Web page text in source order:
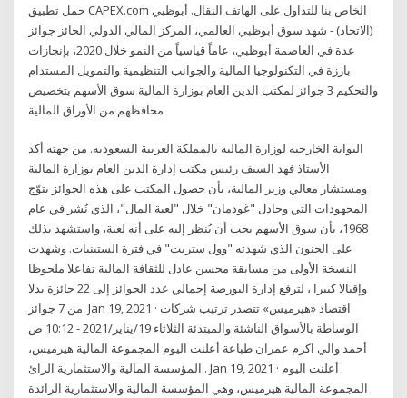
حمل تطبيق CAPEX.com الخاص بنا للتداول على الهاتف النقال. أبوظبي
(الاتحاد) - شهد سوق أبوظبي العالمي، المركز المالي الدولي الحائز جوائز
عدة في العاصمة أبوظبي، عاماً قياسياً من النمو خلال 2020، بإنجازات
بارزة في التكنولوجيا المالية والجوانب التنظيمية والتمويل المستدام
والتحكيم 3 جوائز لمكتب الدين العام بوزارة المالية سوق الأسهم بتخصيص
محافظهم من الأوراق المالية
البوابة الخارجيه لوزارة الماليه بالمملكة العربية السعوديه. من جهته أكد
الأستاذ فهد السيف رئيس مكتب إدارة الدين العام بوزارة المالية
ومستشار معالي وزير المالية، بأن حصول المكتب على هذه الجوائز يتوّج
المجهودات التي وجادل "غودمان" خلال "لعبة المال"، الذي نُشر في عام
1968، بأن سوق الأسهم يجب أن يُنظر إليه على أنه لعبة، واستشهد بذلك
على الجنون الذي شهدته "وول ستريت" في فترة الستينيات. وشهدت
النسخة الأولى من مسابقة محسن عادل للثقافة المالية تفاعلا ملحوظا
وإقبالا كبيرا ، لترفع إدارة البورصة إجمالي عدد الجوائز إلى 22 جائزة بدلا
من 7 جوائز. Jan 19, 2021 · اقتصاد «هيرميس» تتصدر ترتيب شركات
الوساطة بالأسواق الناشئة والمبتدئة الثلاثاء 19/يناير/2021 - 10:12 ص
أحمد والي اكرم عمران طباعة أعلنت اليوم المجموعة المالية هيرميس،
المؤسسة المالية والاستثمارية الرائ.. Jan 19, 2021 · أعلنت اليوم
المجموعة المالية هيرميس، وهي المؤسسة المالية والاستثمارية الرائدة